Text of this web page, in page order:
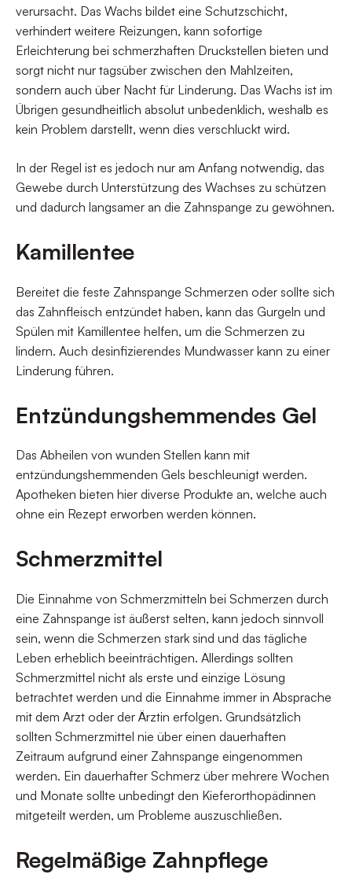
verursacht. Das Wachs bildet eine Schutzschicht,
verhindert weitere Reizungen, kann sofortige
Erleichterung bei schmerzhaften Druckstellen bieten und
sorgt nicht nur tagsüber zwischen den Mahlzeiten,
sondern auch über Nacht für Linderung. Das Wachs ist im
Übrigen gesundheitlich absolut unbedenklich, weshalb es
kein Problem darstellt, wenn dies verschluckt wird.
In der Regel ist es jedoch nur am Anfang notwendig, das
Gewebe durch Unterstützung des Wachses zu schützen
und dadurch langsamer an die Zahnspange zu gewöhnen.
Kamillentee
Bereitet die feste Zahnspange Schmerzen oder sollte sich
das Zahnfleisch entzündet haben, kann das Gurgeln und
Spülen mit Kamillentee helfen, um die Schmerzen zu
lindern. Auch desinfizierendes Mundwasser kann zu einer
Linderung führen.
Entzündungshemmendes Gel
Das Abheilen von wunden Stellen kann mit
entzündungshemmenden Gels beschleunigt werden.
Apotheken bieten hier diverse Produkte an, welche auch
ohne ein Rezept erworben werden können.
Schmerzmittel
Die Einnahme von Schmerzmitteln bei Schmerzen durch
eine Zahnspange ist äußerst selten, kann jedoch sinnvoll
sein, wenn die Schmerzen stark sind und das tägliche
Leben erheblich beeinträchtigen. Allerdings sollten
Schmerzmittel nicht als erste und einzige Lösung
betrachtet werden und die Einnahme immer in Absprache
mit dem Arzt oder der Ärztin erfolgen. Grundsätzlich
sollten Schmerzmittel nie über einen dauerhaften
Zeitraum aufgrund einer Zahnspange eingenommen
werden. Ein dauerhafter Schmerz über mehrere Wochen
und Monate sollte unbedingt den Kieferorthopädinnen
mitgeteilt werden, um Probleme auszuschließen.
Regelmäßige Zahnpflege